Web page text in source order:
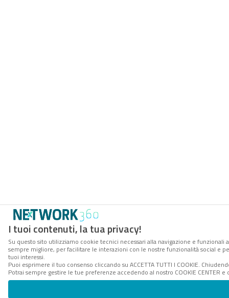
I tuoi contenuti, la tua privacy!
Su questo sito utilizziamo cookie tecnici necessari alla navigazione e
sempre migliore, per facilitare le interazioni con le nostre funzionalità social e
tuoi interessi.
Puoi esprimere il tuo consenso cliccando su ACCETTA TUTTI I COOKIE.
Potrai sempre gestire le tue preferenze accedendo al nostro COOKIE